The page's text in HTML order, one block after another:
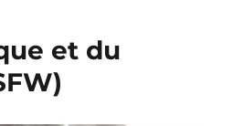
et du